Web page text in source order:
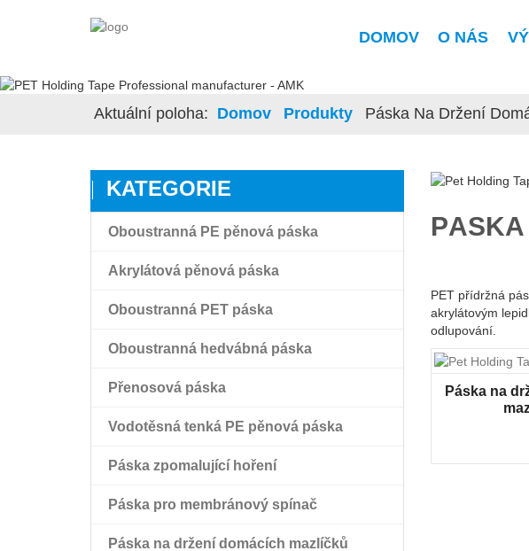
DOMOV O NÁS
Aktuální poloha: Domov Produkty Páska Na Držení
KATEGORIE
Oboustranná PE pěnová páska
Akrylátová pěnová páska
Akrylátová pěnová páska
Akrylátová pěnová páska Amk s vysokou
Oboustranná PET páska
Oboustranná průhledná filmová páska pro
mazlíčky
Oboustranná páska pro domácí mazlíčky s
Oboustranná hedvábná páska
Přenosová páska
Vodotěsná tenká PE pěnová páska
Páska zpomalující hoření
Páska pro membránový spínač
Páska na držení domácích mazlíčků
PET přídržná
akrylátovým
odlupování.
Páska na